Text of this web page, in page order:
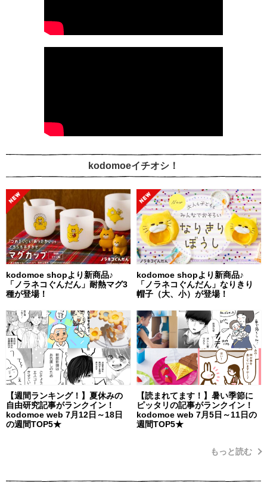
kodomoeイチオシ！
kodomoe shopより新商品♪
「ノラネコぐんだん」耐熱マグ3
種が登場！
kodomoe shopより新商品♪
「ノラネコぐんだん」なりきり
帽子（大、小）が登場！
【週間ランキング！】夏休みの
自由研究記事がランクイン！
kodomoe web 7月12日～18日
の週間TOP5★
【読まれてます！】暑い季節に
ピッタリの記事がランクイン！
kodomoe web 7月5日～11日の
週間TOP5★
もっと読む